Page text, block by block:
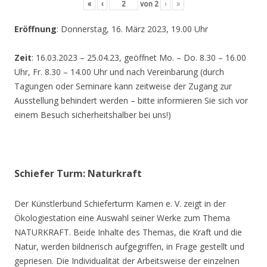
« ‹ von 2 › »
Eröffnung: Donnerstag, 16. März 2023, 19.00 Uhr
Zeit: 16.03.2023 – 25.04.23, geöffnet Mo. – Do. 8.30 – 16.00
Uhr, Fr. 8.30 – 14.00 Uhr und nach Vereinbarung (durch
Tagungen oder Seminare kann zeitweise der Zugang zur
Ausstellung behindert werden – bitte informieren Sie sich vor
einem Besuch sicherheitshalber bei uns!)
Schiefer Turm: Naturkraft
Der Künstlerbund Schieferturm Kamen e. V. zeigt in der
Ökologiestation eine Auswahl seiner Werke zum Thema
NATURKRAFT. Beide Inhalte des Themas, die Kraft und die
Natur, werden bildnerisch aufgegriffen, in Frage gestellt und
gepriesen. Die Individualität der Arbeitsweise der einzelnen